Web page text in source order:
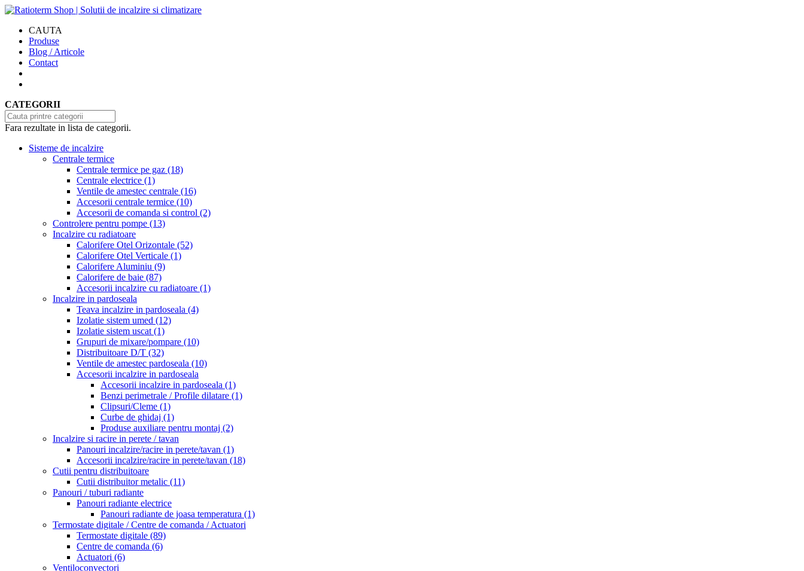
CAUTA
Produse
Blog / Articole
Contact
CATEGORII
Fara rezultate in lista de categorii.
Sisteme de incalzire
Centrale termice
Centrale termice pe gaz (18)
Centrale electrice (1)
Ventile de amestec centrale (16)
Accesorii centrale termice (10)
Accesorii de comanda si control (2)
Controlere pentru pompe (13)
Incalzire cu radiatoare
Calorifere Otel Orizontale (52)
Calorifere Otel Verticale (1)
Calorifere Aluminiu (9)
Calorifere de baie (87)
Accesorii incalzire cu radiatoare (1)
Incalzire in pardoseala
Teava incalzire in pardoseala (4)
Izolatie sistem umed (12)
Izolatie sistem uscat (1)
Grupuri de mixare/pompare (10)
Distribuitoare D/T (32)
Ventile de amestec pardoseala (10)
Accesorii incalzire in pardoseala
Accesorii incalzire in pardoseala (1)
Benzi perimetrale / Profile dilatare (1)
Clipsuri/Cleme (1)
Curbe de ghidaj (1)
Produse auxiliare pentru montaj (2)
Incalzire si racire in perete / tavan
Panouri incalzire/racire in perete/tavan (1)
Accesorii incalzire/racire in perete/tavan (18)
Cutii pentru distribuitoare
Cutii distribuitor metalic (11)
Panouri / tuburi radiante
Panouri radiante electrice
Panouri radiante de joasa temperatura (1)
Termostate digitale / Centre de comanda / Actuatori
Termostate digitale (89)
Centre de comanda (6)
Actuatori (6)
Ventiloconvectori